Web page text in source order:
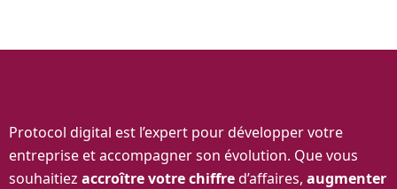
Protocol digital est l’expert pour développer votre
entreprise et accompagner son évolution. Que vous
souhaitiez accroître votre chiffred’affaires, augmenter